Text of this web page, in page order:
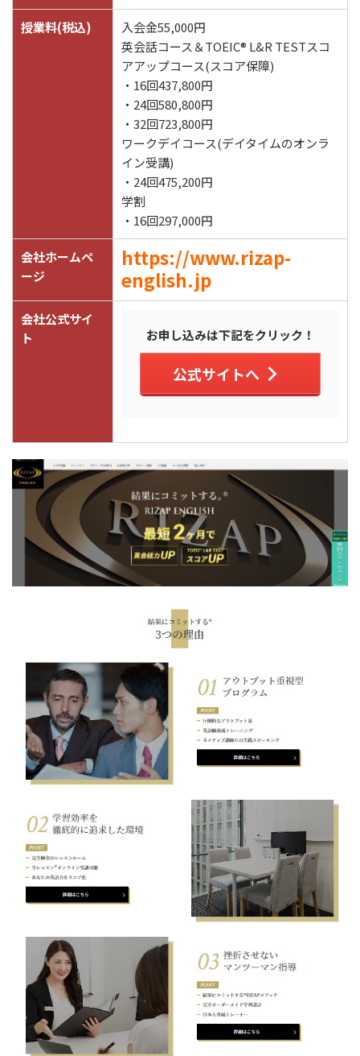
授業料(税込)
入会金55,000円
英会話コース＆TOEIC® L&R TESTスコ
アアップコース(スコア保障)
・16回437,800円
・24回580,800円
・32回723,800円
ワークデイコース(デイタイムのオンラ
イン受講)
・24回475,200円
学割
・16回297,000円
会社ホームペ
ージ
https://www.rizap-
english.jp
会社公式サイ
ト
お申し込みは下記をクリック！
公式サイトへ